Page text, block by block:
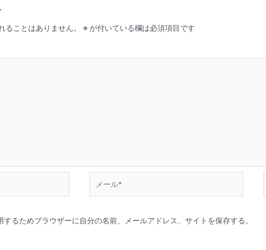
ることはありません。 ※ が付いている欄は必須項目です
ー
するためブラウザーに自分の名前、メールアドレス、サイトを保存する。